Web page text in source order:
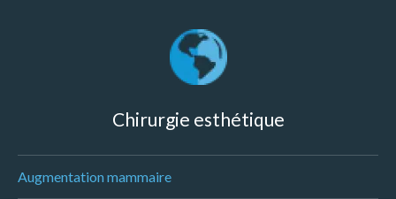
Chirurgie esthétique
Augmentation mammaire